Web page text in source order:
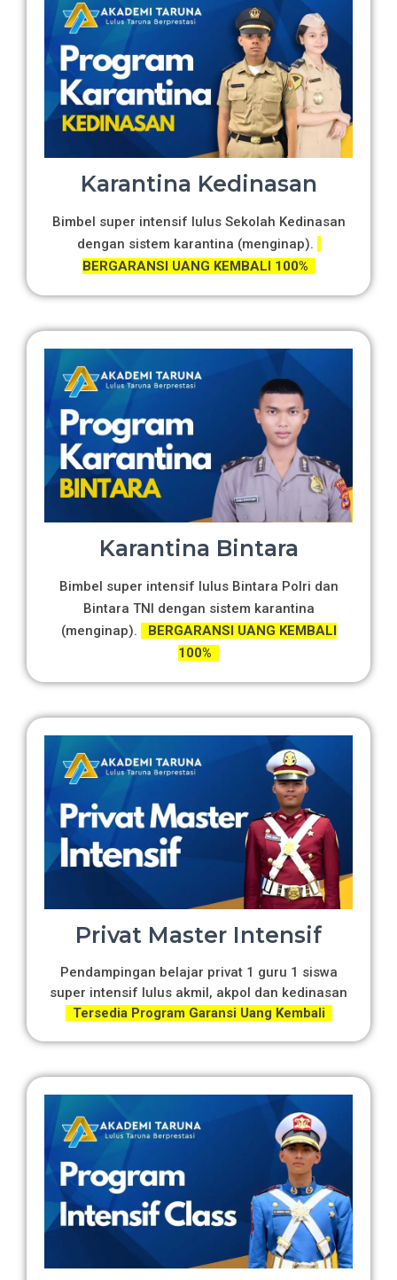
Karantina Kedinasan
Bimbel super intensif lulus Sekolah Kedinasan
dengan sistem karantina (menginap).
BERGARANSI UANG KEMBALI 100%
Karantina Bintara
Bimbel super intensif lulus Bintara Polri dan
Bintara TNI dengan sistem karantina
(menginap).
BERGARANSI UANG KEMBALI
100%
Privat Master Intensif
Pendampingan belajar privat 1 guru 1 siswa
super intensif lulus akmil, akpol dan kedinasan
Tersedia Program Garansi Uang Kembali